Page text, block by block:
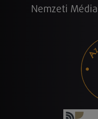
Nemzeti